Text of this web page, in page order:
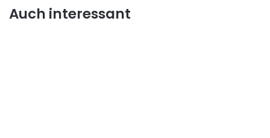
Auch interessant